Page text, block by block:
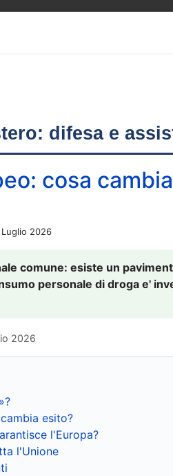
difesa e
cosa
Luglio 2026
comune: esiste un
personale di droga e'
2026
esito?
l'Europa?
l'Unione